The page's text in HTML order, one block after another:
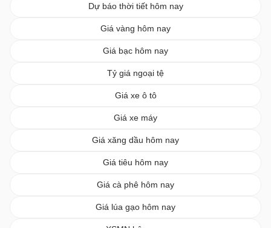
Dự báo thời tiết hôm nay
Giá vàng hôm nay
Giá bạc hôm nay
Tỷ giá ngoại tệ
Giá xe ô tô
Giá xe máy
Giá xăng dầu hôm nay
Giá tiêu hôm nay
Giá cà phê hôm nay
Giá lúa gạo hôm nay